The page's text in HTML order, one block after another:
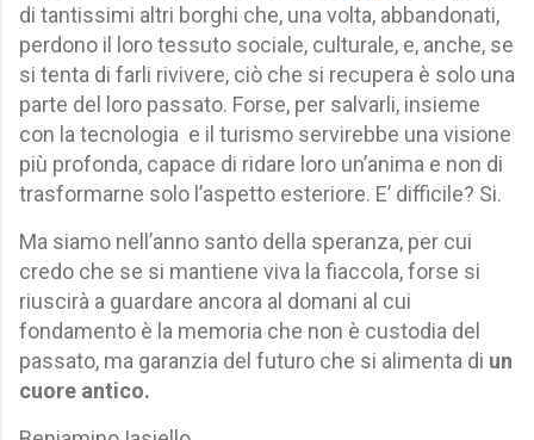
di tantissimi altri borghi che, una volta, abbandonati,
perdono il loro tessuto sociale, culturale, e, anche, se
si tenta di farli rivivere, ciò che si recupera è solo una
parte del loro passato. Forse, per salvarli, insieme
con la tecnologia e il turismo servirebbe una visione
più profonda, capace di ridare loro un’anima e non di
trasformarne solo l’aspetto esteriore. E’ difficile? Si.
Ma siamo nell’anno santo della speranza, per cui
credo che se si mantiene viva la fiaccola, forse si
riuscirà a guardare ancora al domani al cui
fondamento è la memoria che non è custodia del
passato, ma garanzia del futuro che si alimenta di un
cuore antico.